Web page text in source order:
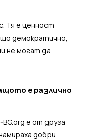
Тя е ценност
демократично,
не могат да
е различно
е от друга
добри